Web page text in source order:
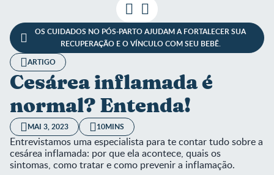
OS CUIDADOS NO PÓS-PARTO AJUDAM A FORTALECER SUA
RECUPERAÇÃO E O VÍNCULO COM SEU BEBÊ.
ARTIGO
Cesárea inflamada é
normal? Entenda!
MAI 3, 2023 10MINS
Entrevistamos uma especialista para te contar tudo sobre a
cesárea inflamada: por que ela acontece, quais os
sintomas, como tratar e como prevenir a inflamação.